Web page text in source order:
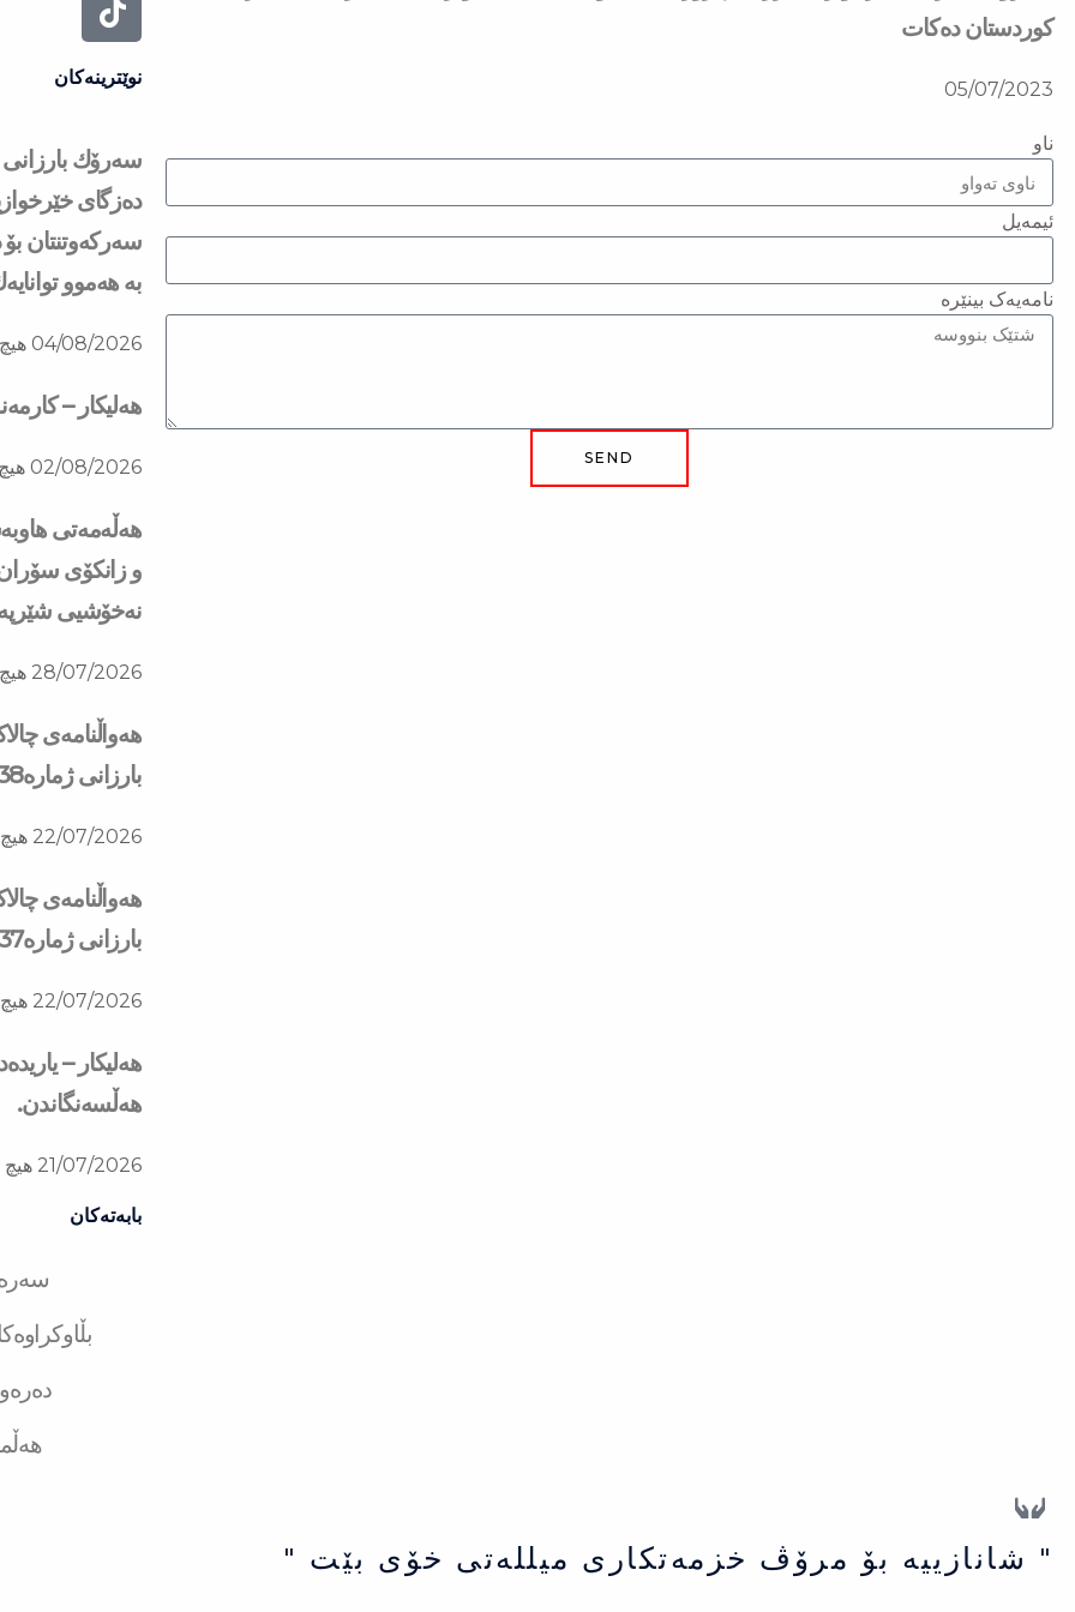
كوردستان دەكات
05/07/2023
ناو
ئیمەیل
نامەیەک بینێرە
SEND
نوێترینەکان
دەزگای
سەركەوتنتان
بە هەموو
04/08/2026
هەلیکار –
02/08/2026
هه‌ڵه‌مه‌تی
و زانكۆی
نه‌خۆشیی
28/07/2026
هەواڵنامەی
بارزانی ژمارە138
22/07/2026
هەواڵنامەی
بارزانی ژمارە137
22/07/2026
هەلیکار –
هەڵسەنگاندن.
21/07/2026 هیچ
بابەتەکان
" شانازییه بۆ مرۆڤ خزمەتكاری میللەتی خۆی بێت "